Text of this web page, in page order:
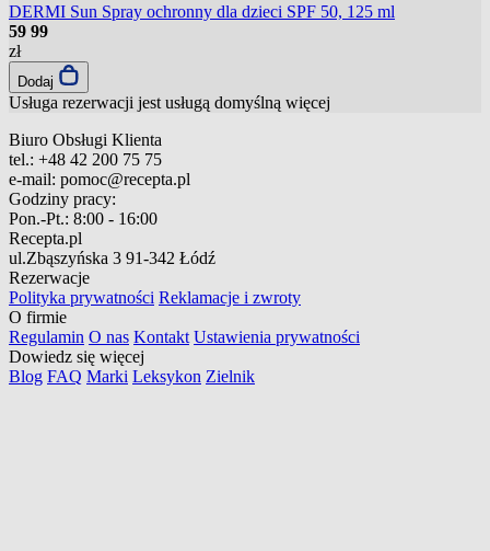
DERMI Sun Spray ochronny dla dzieci SPF 50, 125 ml
59 99
zł
Dodaj
Usługa rezerwacji jest usługą domyślną więcej
Biuro Obsługi Klienta
tel.: +48 42 200 75 75
e-mail: pomoc@recepta.pl
Godziny pracy:
Pon.-Pt.: 8:00 - 16:00
Recepta.pl
ul.Zbąszyńska 3 91-342 Łódź
Rezerwacje
Polityka prywatności Reklamacje i zwroty
O firmie
Regulamin O nas Kontakt Ustawienia prywatności
Dowiedz się więcej
Blog FAQ Marki Leksykon Zielnik